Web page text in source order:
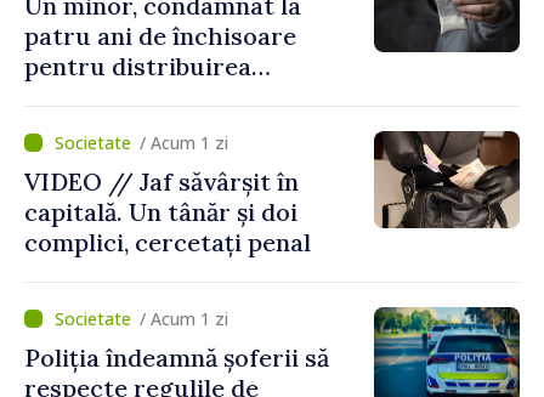
patru ani de închisoare
pentru distribuirea
/ Acum 1 zi
VIDEO // Jaf săvârșit în
capitală. Un tânăr și doi
complici, cercetați penal
/ Acum 1 zi
Poliția îndeamnă șoferii să
respecte regulile de